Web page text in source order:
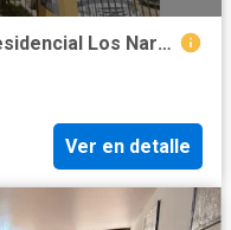
Se Vende Departamento En Residencial Los Naranjos-Urb. San Andres V Etapa
Ver en detalle